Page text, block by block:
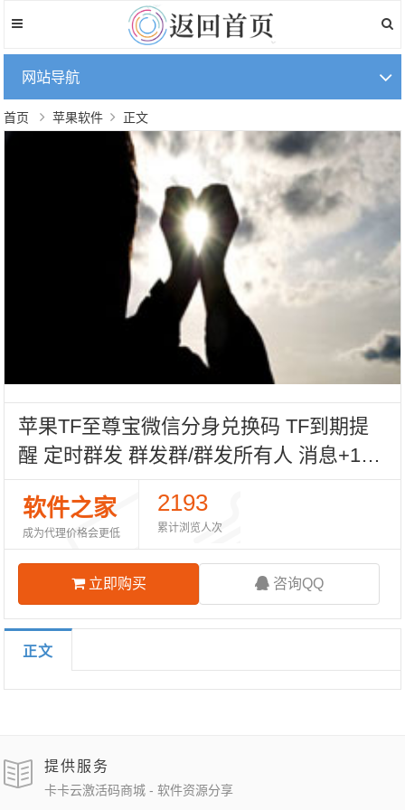
网站导航
首页 苹果软件 正文
苹果TF至尊宝微信分身兑换码 TF到期提
醒 定时群发 群发群/群发所有人 消息+1功
能 callkit通话 微信锁 朋友圈转发 全球定
位 修改微信图标
软件之家
成为代理价格会更低
2193
累计浏览人次
立即购买 咨询QQ
正文
提供服务
卡卡云激活码商城 - 软件资源分享